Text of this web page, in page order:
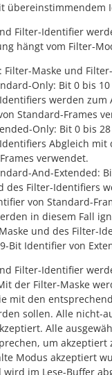
übereinstimmendem
Filter-Identifier
hängt vom Filter-
Filter-Maske und
Only: Bit 0 bis
werden zum
Standard-Frames
Only: Bit 0 bis
Abgleich mit
verwendet.
And-Extended:
des Filter-Identifiers
von Standard-
in diesem Fall
und des Filter-
Bit Identifier von
Filter-Identifier
der Filter-Maske
mit den
sollen. Alle nicht-
Alle
um akzeptiert
Modus akzeptiert
im Lese-Buffer